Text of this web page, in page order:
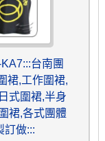
台南團
裙,工作圍裙,
式圍裙,半身
裙,各式團體
訂做:::